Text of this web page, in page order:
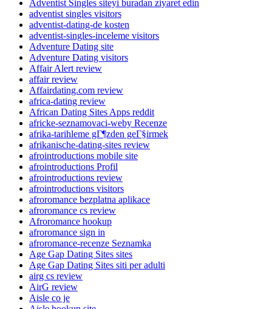
Adventist Singles siteyi buradan ziyaret edin
adventist singles visitors
adventist-dating-de kosten
adventist-singles-inceleme visitors
Adventure Dating site
Adventure Dating visitors
Affair Alert review
affair review
Affairdating.com review
africa-dating review
African Dating Sites Apps reddit
africke-seznamovaci-weby Recenze
afrika-tarihleme gГ¶zden geГ§irmek
afrikanische-dating-sites review
afrointroductions mobile site
afrointroductions Profil
afrointroductions review
afrointroductions visitors
afroromance bezplatna aplikace
afroromance cs review
Afroromance hookup
afroromance sign in
afroromance-recenze Seznamka
Age Gap Dating Sites sites
Age Gap Dating Sites siti per adulti
airg cs review
AirG review
Aisle co je